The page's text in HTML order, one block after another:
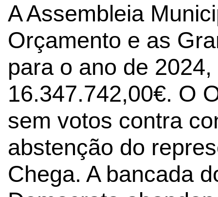
A Assembleia
Orçamento e as
para o ano de
16.347.742,00€. O
sem votos contra
abstenção do
Chega. A bancada